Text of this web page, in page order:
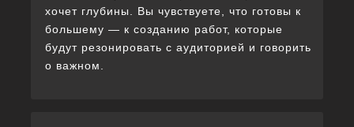
хочет глубины. Вы чувствуете, что готовы к
большему — к созданию работ, которые
будут резонировать с аудиторией и говорить
о важном.